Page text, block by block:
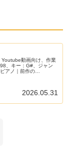
Youtube動画向け、作業
、キー：G#、ジャン
アノ｜前作の
2026.05.31